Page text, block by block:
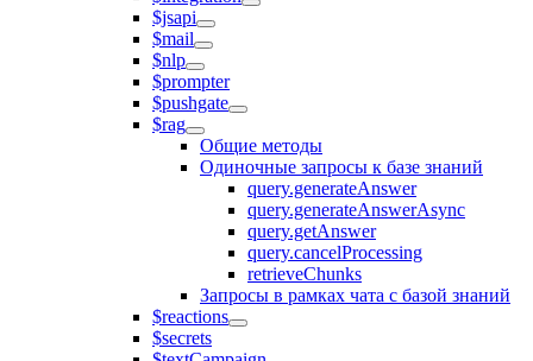
$jsapi
$mail
$nlp
$prompter
$pushgate
$rag
Общие методы
Одиночные запросы к базе знаний
query.generateAnswer
query.generateAnswerAsync
query.getAnswer
query.cancelProcessing
retrieveChunks
Запросы в рамках чата с базой знаний
$reactions
$secrets